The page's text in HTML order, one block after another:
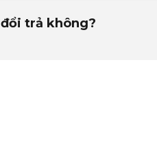
trả không?